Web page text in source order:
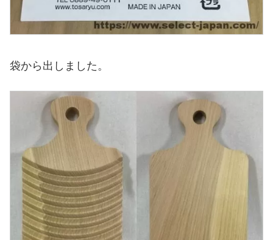
袋から出しました。